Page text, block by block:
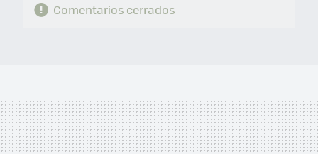
Comentarios cerrados